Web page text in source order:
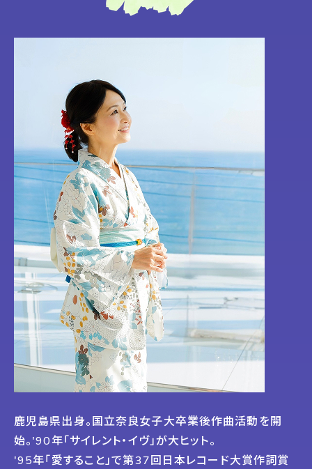
鹿児島県出身。国立奈良女子大卒業後作曲活動を開
始。'90年「サイレント・イヴ」が大ヒット。
'95年「愛すること」で第37回日本レコード大賞作詞賞